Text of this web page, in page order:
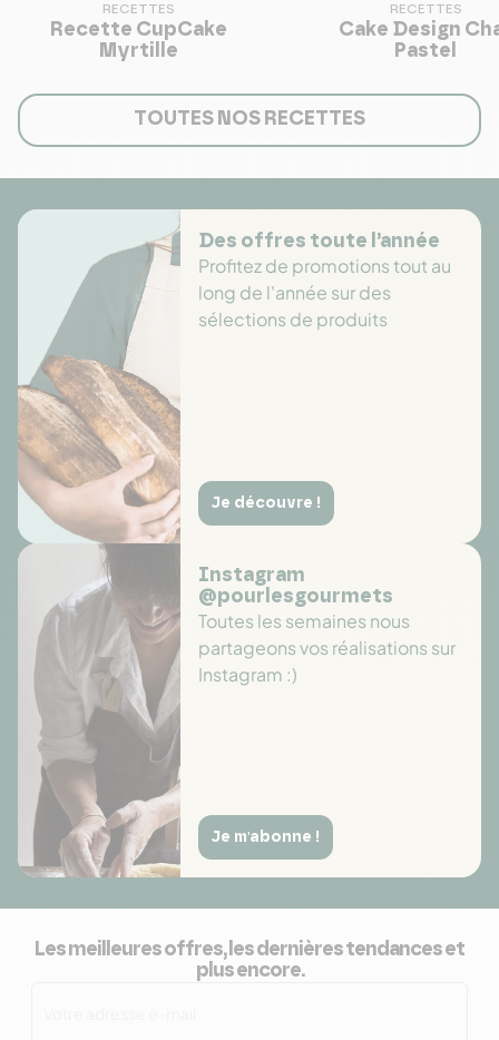
RECETTES
Recette CupCake
Myrtille
RECETTES
Cake Design
Pastel
TOUTES NOS RECETTES
Des offres toute l’année
Profitez de promotions tout au
long de l'année sur des
sélections de produits
Je découvre !
Instagram
@pourlesgourmets
Toutes les semaines nous
partageons vos réalisations sur
Instagram :)
Je m'abonne !
Les meilleures offres, les dernières tendances et
plus encore.